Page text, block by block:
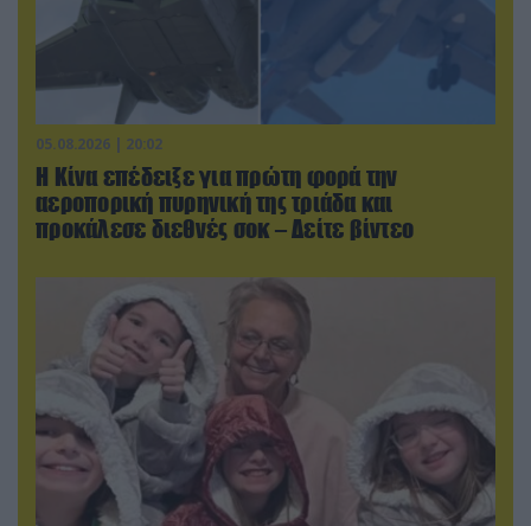
05.08.2026 | 20:02
Η Κίνα επέδειξε για πρώτη φορά την
αεροπορική πυρηνική της τριάδα και
προκάλεσε διεθνές σοκ – Δείτε βίντεο